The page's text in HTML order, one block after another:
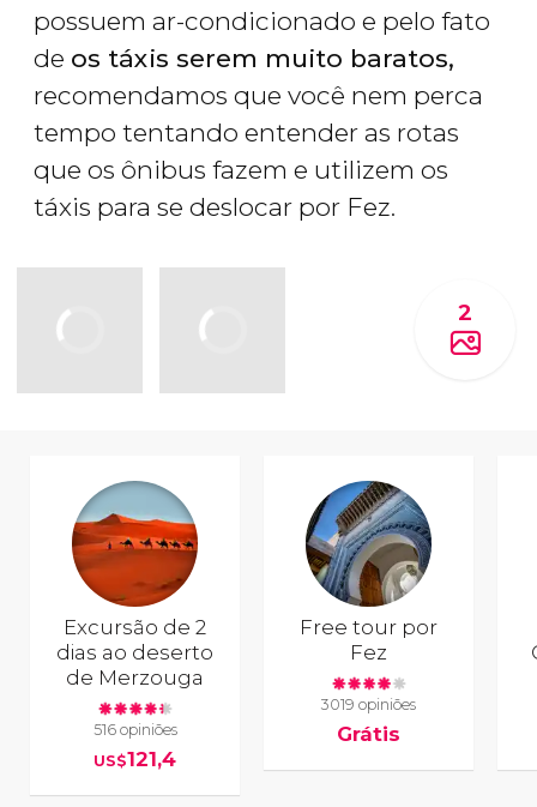
possuem ar-condicionado e pelo fato
de os táxis serem muito baratos,
recomendamos que você nem perca
tempo tentando entender as rotas
que os ônibus fazem e utilizem os
táxis para se deslocar por Fez.
2
Excursão de 2
dias ao deserto
de Merzouga
516 opiniões
US$121,4
Free tour por
Fez
3019 opiniões
Grátis